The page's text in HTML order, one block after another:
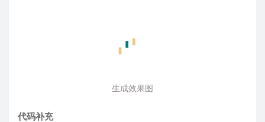
生成效果图
代码补充